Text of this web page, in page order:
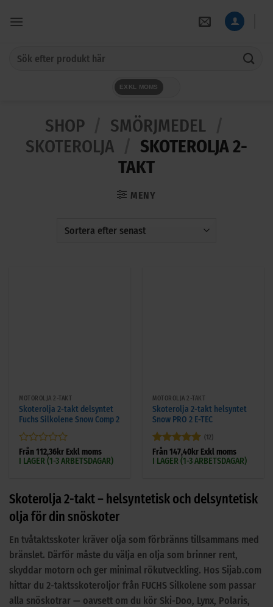
EXKL MOMS
SHOP SMÖRJMEDEL
SKOTEROLJA
SKOTEROLJA 2-
TAKT
MENY
MOTOROLJA 2-TAKT
Skoterolja 2-takt delsyntet
Fuchs Silkolene Snow Comp 2
Betygsatt
0
Från112,36kr Exkl moms
I LAGER (1-3 ARBETSDAGAR)
MOTOROLJA 2-TAKT
Skoterolja 2-takt helsyntet
Snow PRO 2 E-TEC
Betygsatt5
av 5
(12)
Från147,40kr Exkl moms
I LAGER (1-3 ARBETSDAGAR)
Skoterolja 2-takt – helsyntetisk och delsyntetisk
olja för din snöskoter
En tvåtaktsskoter kräver olja som förbränns tillsammans med
bränslet. Därför måste du välja en olja som brinner rent,
skyddar motorn och ger minimal rökutveckling. Hos Sijab.com
hittar du 2-taktsskoteroljor från FUCHS Silkolene som passar
alla snöskotrar — oavsett om du kör Ski-Doo, Lynx, Polaris,